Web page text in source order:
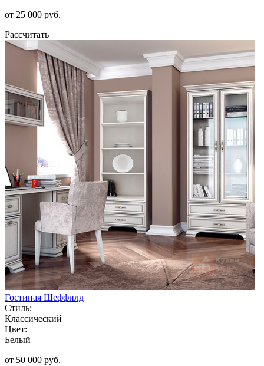
от 25 000 руб.
Рассчитать
Гостиная Шеффилд
Стиль:
Классический
Цвет:
Белый
от 50 000 руб.